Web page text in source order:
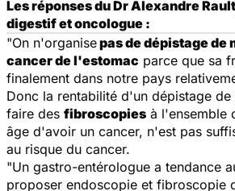
Les réponses du Dr Alexandre
digestif et oncologue :
"On n'organisepas de dépistage de
cancer de l'estomac parce que sa
finalement dans notre pays
Donc la rentabilité d'un dépistage
faire des fibroscopies à l'ensemble
âge d'avoir un cancer, n'est pas
au risque du cancer.
"Un gastro-entérologue a tendance
proposer endoscopie et fibroscopie